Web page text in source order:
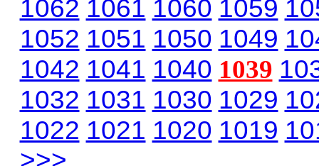
1062 1061 1060 1059
1052 1051 1050 1049
1042 1041 1040 1039
1032 1031 1030 1029
1022 1021 1020 1019
>>>